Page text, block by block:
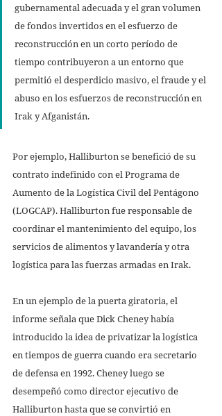
gubernamental adecuada y el gran volumen
de fondos invertidos en el esfuerzo de
reconstrucción en un corto período de
tiempo contribuyeron a un entorno que
permitió el desperdicio masivo, el fraude y el
abuso en los esfuerzos de reconstrucción en
Irak y Afganistán.
Por ejemplo, Halliburton se benefició de su
contrato indefinido con el Programa de
Aumento de la Logística Civil del Pentágono
(LOGCAP). Halliburton fue responsable de
coordinar el mantenimiento del equipo, los
servicios de alimentos y lavandería y otra
logística para las fuerzas armadas en Irak.
En un ejemplo de la puerta giratoria, el
informe señala que Dick Cheney había
introducido la idea de privatizar la logística
en tiempos de guerra cuando era secretario
de defensa en 1992. Cheney luego se
desempeñó como director ejecutivo de
Halliburton hasta que se convirtió en